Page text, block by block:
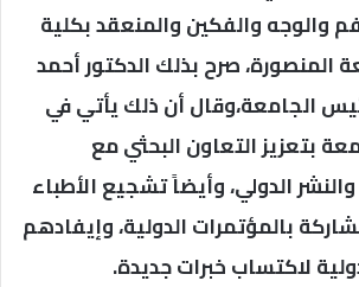
والوجه والفكين والمنعقد بكلية
المنصورة، صرح بذلك الدكتور أحمد
الجامعة،وقال أن ذلك يأتي في
بتعزيز التعاون البحثي مع
الدولي، وأيضاً تشجيع الأطباء
بالمؤتمرات الدولية، وإيفادهم
لاكتساب خبرات جديدة.